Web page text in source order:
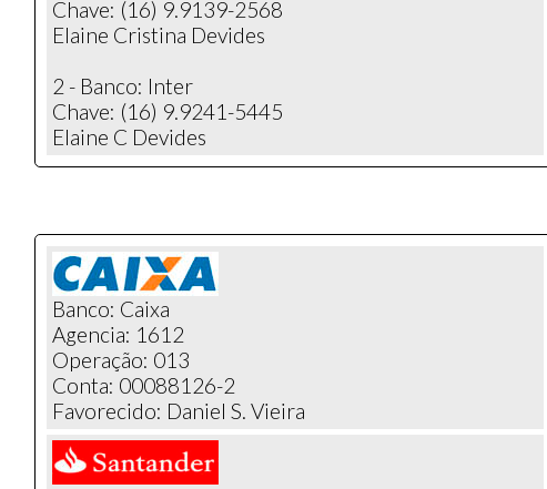
Chave: (16) 9.9139-2568
Elaine Cristina Devides
2 - Banco: Inter
Chave: (16) 9.9241-5445
Elaine C Devides
Banco: Caixa
Agencia: 1612
Operação: 013
Conta: 00088126-2
Favorecido: Daniel S. Vieira